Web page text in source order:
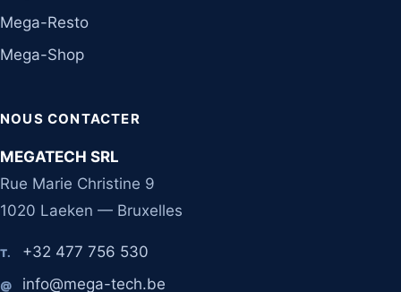
Mega-Resto
Mega-Shop
NOUS CONTACTER
MEGATECH SRL
Rue Marie Christine 9
1020 Laeken — Bruxelles
T. +32 477 756 530
@ info@mega-tech.be